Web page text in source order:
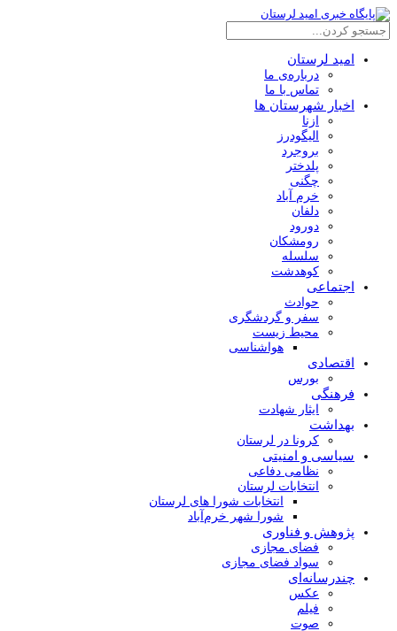
امید لرستان
درباره‌ی ما
تماس با ما
اخبار شهرستان ها
ازنا
الیگودرز
بروجرد
پلدختر
چگنی
خرم آباد
دلفان
دورود
رومشکان
سلسله
کوهدشت
اجتماعی
حوادث
سفر و گردشگری
محیط زیست
هواشناسی
اقتصادی
بورس
فرهنگی
ایثار شهادت
بهداشت
کرونا در لرستان
سیاسی و امنیتی
نظامی دفاعی
انتخابات لرستان
انتخابات شورا های لرستان
شورا شهر خرم‌آباد
پژوهش و فناوری
فضای مجازی
سواد فضای مجازی
چندرسانه‌ای
عكس
فیلم
صوت